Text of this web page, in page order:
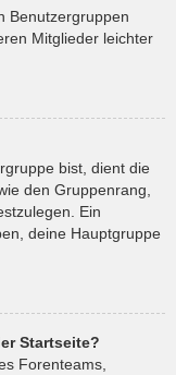
Benutzergruppen
Mitglieder leichter
bist, dient die
den Gruppenrang,
Ein
deine Hauptgruppe
Startseite?
Forenteams,